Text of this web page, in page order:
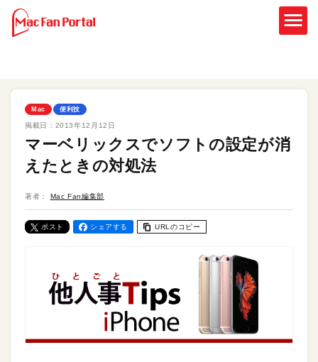
Mac 便利技
掲載日： 2013年12月12日
マーベリックスでソフトの設定が消
えたときの対処法
著者： Mac Fan編集部
ポスト シェアする URLのコピー